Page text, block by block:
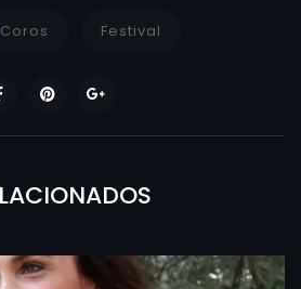
Coros Festival